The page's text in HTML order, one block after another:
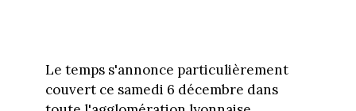
Le temps s'annonce particulièrement
couvert ce samedi 6 décembre dans